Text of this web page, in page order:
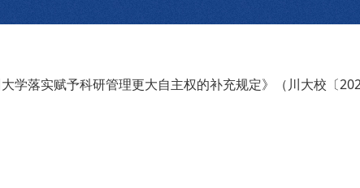
学落实赋予科研管理更大自主权的补充规定》（川大校〔